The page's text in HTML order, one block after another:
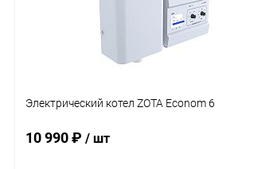
Электрический котел ZOTA Econom 6
10 990 ₽ / шт